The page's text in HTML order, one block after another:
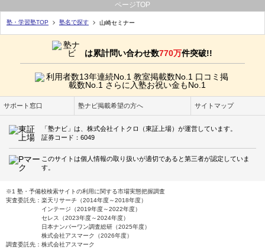
ページTOP
塾・学習塾TOP 塾名で探す 山崎セミナー
は累計問い合わせ数770万件突破!!
サポート窓口 塾ナビ掲載希望の方へ サイトマップ
「塾ナビ」は、株式会社イトクロ（東証上場）が運営しています。
証券コード：6049
このサイトは個人情報の取り扱いが適切であると第三者が認定していま
す。
※1 塾・予備校検索サイトの利用に関する市場実態把握調査
実査委託先：楽天リサーチ（2014年度～2018年度）
インテージ（2019年度～2022年度）
セレス（2023年度～2024年度）
日本ナンバーワン調査総研（2025年度）
株式会社アスマーク（2026年度）
調査委託先：株式会社アスマーク